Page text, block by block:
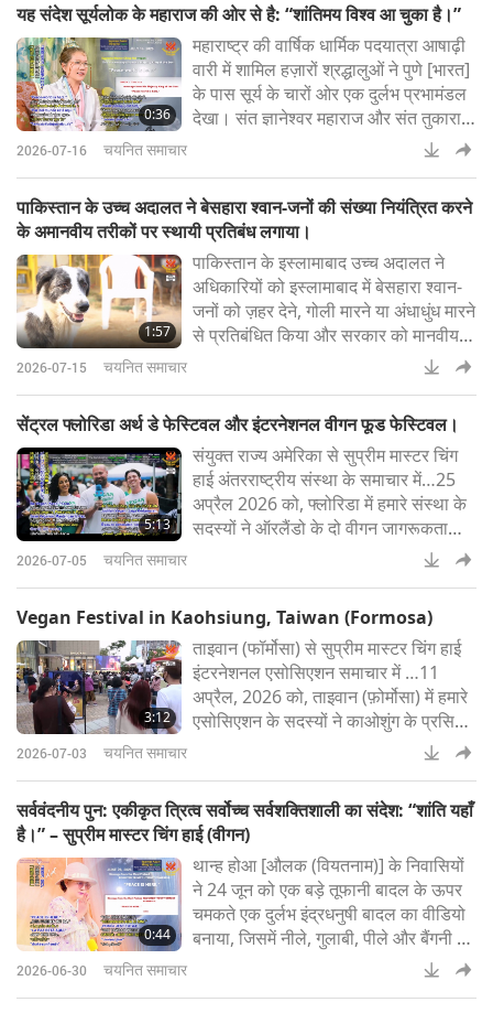
अनुसंधानधकर्ता तथा उद्योग विशेषज्ञ वनस्पति-
प्रधान खाद्य व्यवस्था की नई परिकल्पना हेतु
एकत्र हुए। हमारे एसोसिएशन
यह संदेश सूर्यलोक के महाराज की ओर से है: “शांतिमय विश्व आ चुका है।”
0:36
महाराष्ट्र की वार्षिक धार्मिक पदयात्रा आषाढ़ी
वारी में शामिल हज़ारों श्रद्धालुओं ने पुणे [भारत]
के पास सूर्य के चारों ओर एक दुर्लभ प्रभामंडल
देखा। संत ज्ञानेश्वर महाराज और संत तुकाराम
महाराज की पवित्र पादुकाएं लिए सजी हुई
पालकियों ने शहर में विराम के बाद फिर यात्रा
वलय को निहारने रुक गए (Pune
Pulse)सुप्रीम मास्टर चिंग हाई (वीगन): यह
संदेश सूर्यलोक क
2026-07-16 चयनित समाचार
पाकिस्तान के उच्च अदालत ने बेसहारा श्वान-जनों की संख्या नियंत्रित करने
के अमानवीय तरीकों पर स्थायी प्रतिबंध लगाया।
1:57
पाकिस्तान के इस्लामाबाद उच्च अदालत ने
अधिकारियों को इस्लामाबाद में बेसहारा श्वान-
जनों को ज़हर देने, गोली मारने या अंधाधुंध मारने
से प्रतिबंधित किया और सरकार को मानवीय,
विज्ञान-आधारित जनसंख्या नियंत्रण प्रणाली
अपनाने का आदेश दिया। अदालत ने यह भी
जब कोई योग्य पशु-चिकित्सक लिखित रूप से
प्रमाणित करे कि श्वान-जन को रेबीज़ है, वह
असाध्य रोग से पीड़ित है या
2026-07-15 चयनित समाचार
सेंट्रल फ्लोरिडा अर्थ डे फेस्टिवल और इंटरनेशनल वीगन फूड फेस्टिवल।
5:13
संयुक्त राज्य अमेरिका से सुप्रीम मास्टर चिंग
हाई अंतरराष्ट्रीय संस्था के समाचार में…25
अप्रैल 2026 को, फ्लोरिडा में हमारे संस्था के
सदस्यों ने ऑरलैंडो के दो वीगन जागरूकता
कार्यक्रमों में भाग लिया: सेंट्रल फ्लोरिडा अर्थ
डे फेस्टिवल और इंटरनेशनल वीगन फूड
में आयोजित पृथ्वी दिवस समारोह ने अधिक
टिकाऊ भविष्य के समर्थन में पर्यावरण समूहों,
वीगन समर्थ
2026-07-05 चयनित समाचार
Vegan Festival in Kaohsiung, Taiwan (Formosa)
3:12
ताइवान (फॉर्मोसा) से सुप्रीम मास्टर चिंग हाई
इंटरनेशनल एसोसिएशन समाचार में …11
अप्रैल, 2026 को, ताइवान (फ़ोर्मोसा) में हमारे
एसोसिएशन के सदस्यों ने काओशुंग के प्रसिद्ध
हैंशिन एरेना शॉपिंग कॉम्प्लेक्स में "सच्चे प्यार की
सदी, धरती को संजोएं" वीगन महोत्सव का
ध्यान में रखते हुए, इस कार्यक्रम में संगीत, कला
और वीगन भोजन को एक साथ लाकर सभी
प्राणियों के प्रति प
2026-07-03 चयनित समाचार
सर्ववंदनीय पुन: एकीकृत त्रित्व सर्वोच्च सर्वशक्तिशाली का संदेश: “शांति यहाँ
है।” – सुप्रीम मास्टर चिंग हाई (वीगन)
0:44
थान्ह होआ [औलक (वियतनाम)] के निवासियों
ने 24 जून को एक बड़े तूफानी बादल के ऊपर
चमकते एक दुर्लभ इंद्रधनुषी बादल का वीडियो
बनाया, जिसमें नीले, गुलाबी, पीले और बैंगनी रंग
की धारियां कई मिनट तक दिखीं और फिर
2026-06-30 चयनित समाचार